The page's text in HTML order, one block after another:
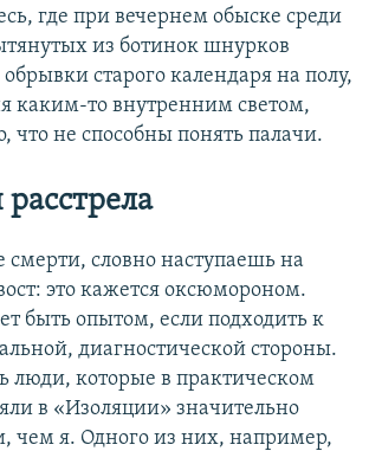
где при вечернем обыске среди
из ботинок шнурков
старого календаря на полу,
каким-то внутренним светом,
что не способны понять палачи.
смерти, словно наступаешь на
это кажется оксюмороном.
быть опытом, если подходить к
диагностической стороны.
люди, которые в практическом
в «Изоляции» значительно
чем я. Одного из них, например,